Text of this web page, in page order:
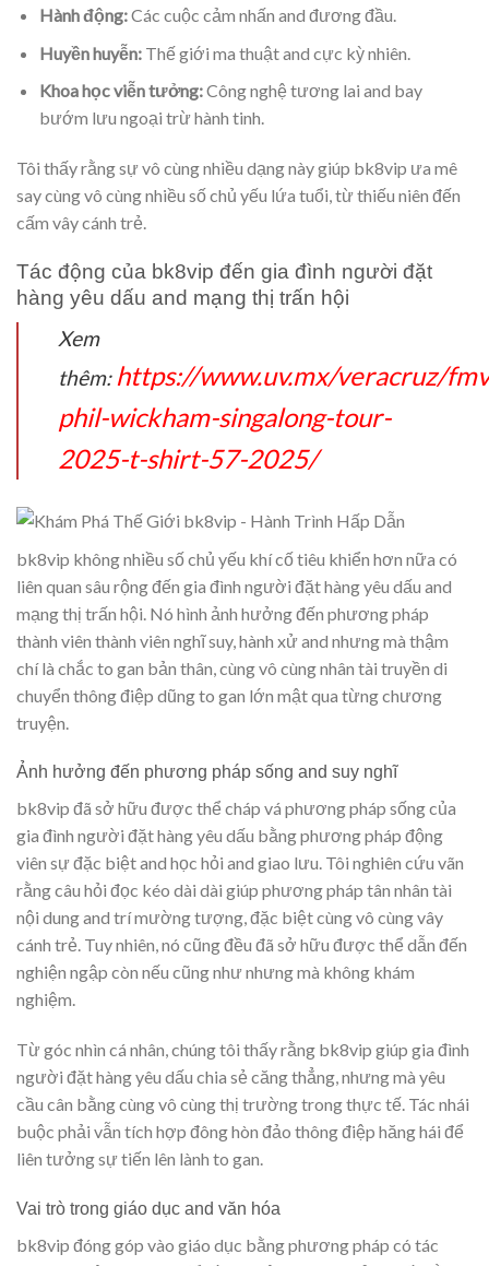
Hành động:Các cuộc cảm nhấn and đương đầu.
Huyền huyễn:Thế giới ma thuật and cực kỳ nhiên.
Khoa học viễn tưởng:Công nghệ tương lai and bay
bướm lưu ngoại trừ hành tinh.
Tôi thấy rằng sự vô cùng nhiều dạng này giúp bk8vip ưa mê
say cùng vô cùng nhiều số chủ yếu lứa tuổi, từ thiếu niên đến
cấm vây cánh trẻ.
Tác động của bk8vip đến gia đình người đặt
hàng yêu dấu and mạng thị trấn hội
Xem
thêm: https://www.uv.mx/veracruz/
phil-wickham-singalong-tour-
2025-t-shirt-57-2025/
bk8vip không nhiều số chủ yếu khí cố tiêu khiển hơn nữa có
liên quan sâu rộng đến gia đình người đặt hàng yêu dấu and
mạng thị trấn hội. Nó hình ảnh hưởng đến phương pháp
thành viên thành viên nghĩ suy, hành xử and nhưng mà thậm
chí là chắc to gan bản thân, cùng vô cùng nhân tài truyền di
chuyển thông điệp dũng to gan lớn mật qua từng chương
truyện.
Ảnh hưởng đến phương pháp sống and suy nghĩ
bk8vip đã sở hữu được thể cháp vá phương pháp sống của
gia đình người đặt hàng yêu dấu bằng phương pháp động
viên sự đặc biệt and học hỏi and giao lưu. Tôi nghiên cứu vãn
rằng câu hỏi đọc kéo dài dài giúp phương pháp tân nhân tài
nội dung and trí mường tượng, đặc biệt cùng vô cùng vây
cánh trẻ. Tuy nhiên, nó cũng đều đã sở hữu được thể dẫn đến
nghiện ngập còn nếu cũng như nhưng mà không khám
nghiệm.
Từ góc nhìn cá nhân, chúng tôi thấy rằng bk8vip giúp gia đình
người đặt hàng yêu dấu chia sẻ căng thẳng, nhưng mà yêu
cầu cân bằng cùng vô cùng thị trường trong thực tế. Tác nhái
buộc phải vẫn tích hợp đông hòn đảo thông điệp hăng hái để
liên tưởng sự tiến lên lành to gan.
Vai trò trong giáo dục and văn hóa
bk8vip đóng góp vào giáo dục bằng phương pháp có tác